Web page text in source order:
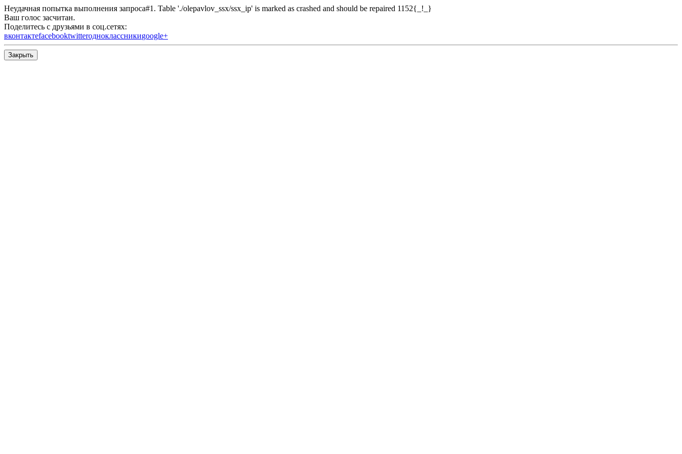
Неудачная попытка выполнения запроса#1. Table './olepavlov_ssx/ssx_ip' is marked as crashed and should be repaired 1152{_!_}
Ваш голос засчитан.
Поделитесь с друзьями в соц.сетях:
вконтактеfacebooktwitterодноклассникиgoogle+